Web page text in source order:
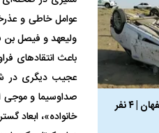
عوامل خاطی و
ولیعهد و فیصل بن
باعث انتقاد‌های
عجیب دیگری در
صداوسیما و موجی
خانواده»، ابعاد
واژگونی مرگبار سمند در اصفهان | ۴ نفر
عکس| ماجرای کشف
توسط حیوانات خورده شد